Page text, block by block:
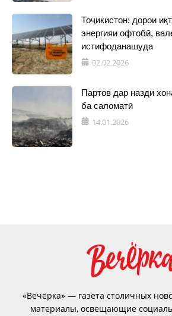
Тоҷикистон: дорои
энергияи офтобӣ,
истифоданашуда
02.02.2026
Партов дар назди
ба саломатӣ
14.01.2026
«Вечёрка» — газета столичных
материалы, освещающие